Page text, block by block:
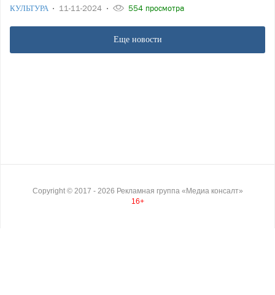
КУЛЬТУРА 11-11-2024 554 просмотра
Еще новости
Copyright © 2017 - 2026 Рекламная группа «Медиа консалт»
16+